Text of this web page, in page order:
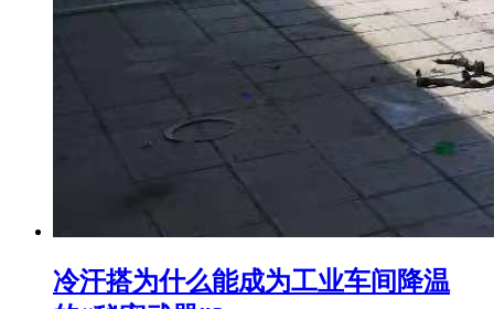
冷汗搭为什么能成为工业车间降温